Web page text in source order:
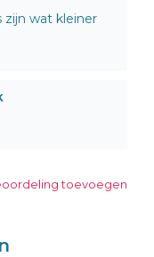
wat kleiner
toevoegen